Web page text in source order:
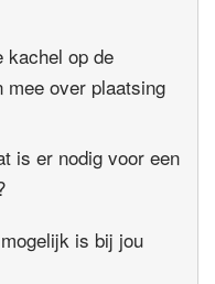
kachel op de
mee over plaatsing
is er nodig voor een
is bij jou